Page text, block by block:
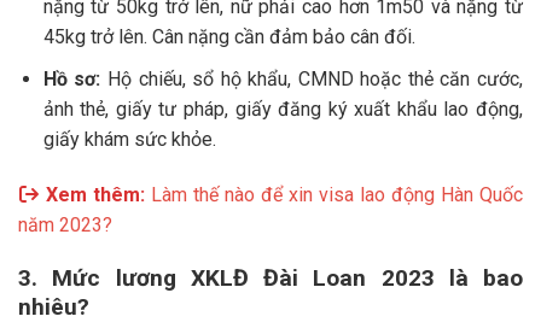
nặng từ 50kg trở lên, nữ phải cao hơn 1m50 và nặng từ
45kg trở lên. Cân nặng cần đảm bảo cân đối.
Hồ sơ: Hộ chiếu, sổ hộ khẩu, CMND hoặc thẻ căn cước,
ảnh thẻ, giấy tư pháp, giấy đăng ký xuất khẩu lao động,
giấy khám sức khỏe.
Xem thêm: Làm thế nào để xin visa lao động Hàn Quốc
năm 2023?
3. Mức lương XKLĐ Đài Loan 2023 là bao
nhiêu?